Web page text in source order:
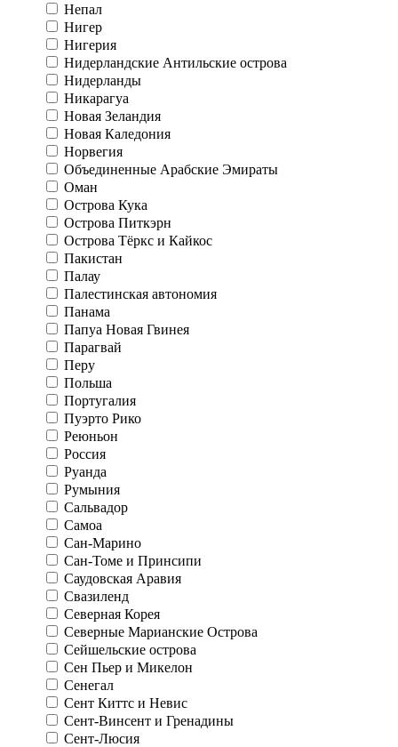
Непал
Нигер
Нигерия
Нидерландские Антильские острова
Нидерланды
Никарагуа
Новая Зеландия
Новая Каледония
Норвегия
Объединенные Арабские Эмираты
Оман
Острова Кука
Острова Питкэрн
Острова Тёркс и Кайкос
Пакистан
Палау
Палестинская автономия
Панама
Папуа Новая Гвинея
Парагвай
Перу
Польша
Португалия
Пуэрто Рико
Реюньон
Россия
Руанда
Румыния
Сальвадор
Самоа
Сан-Марино
Сан-Томе и Принсипи
Саудовская Аравия
Свазиленд
Северная Корея
Северные Марианские Острова
Сейшельские острова
Сен Пьер и Микелон
Сенегал
Сент Киттс и Невис
Сент-Винсент и Гренадины
Сент-Люсия